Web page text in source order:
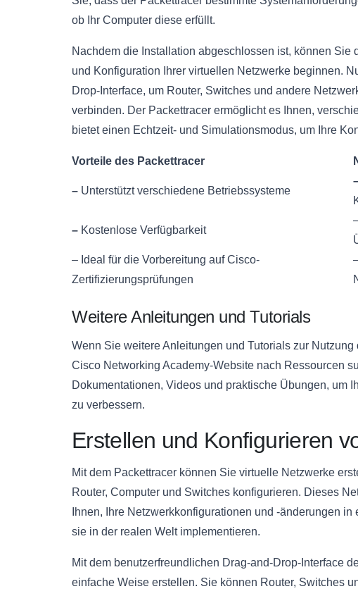
ob Ihr Computer diese erfüllt.
Nachdem die Installation abgeschlossen ist, können Sie
und Konfiguration Ihrer virtuellen Netzwerke beginnen.
Drop-Interface, um Router, Switches und andere
verbinden. Der Packettracer ermöglicht es Ihnen,
bietet einen Echtzeit- und Simulationsmodus, um Ihre
Vorteile des Packettracer
– Unterstützt verschiedene Betriebssysteme
– Kostenlose Verfügbarkeit
– Ideal für die Vorbereitung auf Cisco-
Zertifizierungsprüfungen
Weitere Anleitungen und Tutorials
Wenn Sie weitere Anleitungen und Tutorials zur
Cisco Networking Academy-Website nach Ressourcen
Dokumentationen, Videos und praktische Übungen, um
zu verbessern.
Erstellen und Konfigurieren
Mit dem Packettracer können Sie virtuelle Netzwerke
Router, Computer und Switches konfigurieren. Dieses
Ihnen, Ihre Netzwerkkonfigurationen und -änderungen
sie in der realen Welt implementieren.
Mit dem benutzerfreundlichen Drag-and-Drop-Interface
einfache Weise erstellen. Sie können Router, Switches